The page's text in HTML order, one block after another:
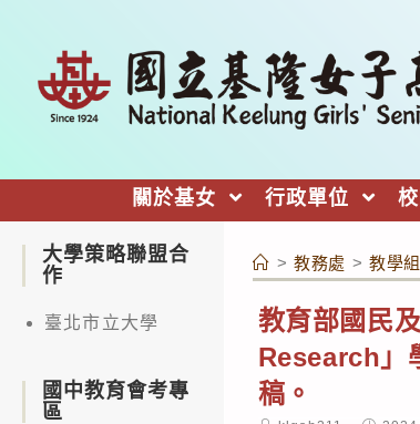
關於基女 行政單位
> 教務處 > 教學組
教育部國民
Research」
稿。
大學策略聯盟合
作
臺北市立大學
國中教育會考專
區